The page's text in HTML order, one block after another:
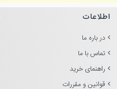
اطلاعات
در باره ما
تماس با ما
راهنمای خرید
قوانین و مقررات